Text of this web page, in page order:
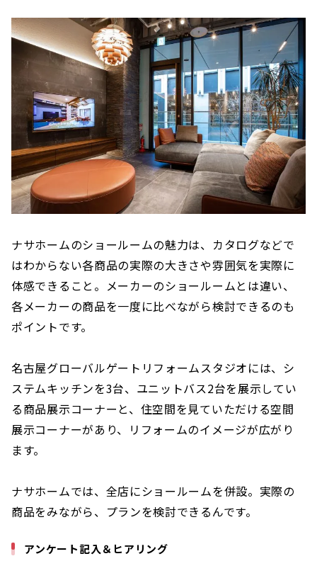
ナサホームのショールームの魅力は、カタログなどで
はわからない各商品の実際の大きさや雰囲気を実際に
体感できること。メーカーのショールームとは違い、
各メーカーの商品を一度に比べながら検討できるのも
ポイントです。
名古屋グローバルゲートリフォームスタジオには、シ
ステムキッチンを3台、ユニットバス2台を展示してい
る商品展示コーナーと、住空間を見ていただける空間
展示コーナーがあり、リフォームのイメージが広がり
ます。
ナサホームでは、全店にショールームを併設。実際の
商品をみながら、プランを検討できるんです。
アンケート記入＆ヒアリング